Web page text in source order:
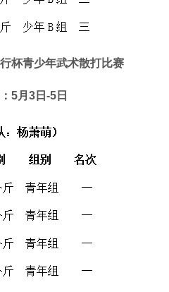
青少年武术散打比赛
月3日-5日